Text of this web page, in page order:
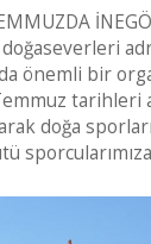
doğaseverleri
önemli bir
doğa